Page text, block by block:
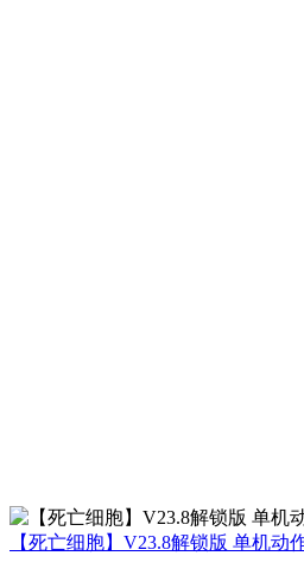
【死亡细胞】V23.8解锁版 单机动